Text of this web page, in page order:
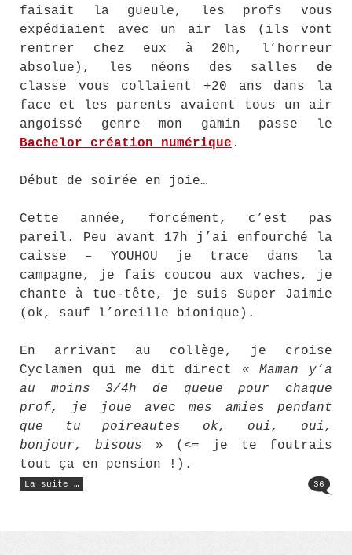
faisait la gueule, les profs vous
expédiaient avec un air las (ils vont
rentrer chez eux à 20h, l’horreur
absolue), les néons des salles de
classe vous collaient +20 ans dans la
face et les parents avaient tous un air
angoissé genre mon gamin passe le
Bachelor création numérique .
Début de soirée en joie…
Cette année, forcément, c’est pas
pareil. Peu avant 17h j’ai enfourché la
caisse – YOUHOU je trace dans la
campagne, je fais coucou aux vaches, je
chante à tue-tête, je suis Super Jaimie
(ok, sauf l’oreille bionique).
En arrivant au collège, je croise
Cyclamen qui me dit direct «Maman y’a
au moins 3/4h de queue pour chaque
prof, je joue avec mes amies pendant
que tu poireautes ok, oui, oui,
bonjour, bisous » (<= je te foutrais
tout ça en pension !).
La suite …
« Des
nouvelles
36